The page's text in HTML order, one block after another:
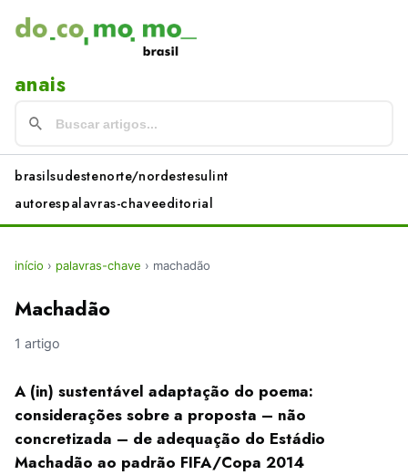
anais
brasilsudestenorte/nordestesulint
autorespalavras-chaveeditorial
início › palavras-chave › machadão
Machadão
1 artigo
A (in) sustentável adaptação do poema:
considerações sobre a proposta – não
concretizada – de adequação do Estádio
Machadão ao padrão FIFA/Copa 2014